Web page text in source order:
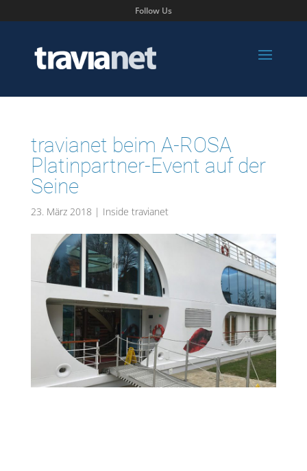
Follow Us
travianet beim A-ROSA
Platinpartner-Event auf der
Seine
23. März 2018 | Inside travianet